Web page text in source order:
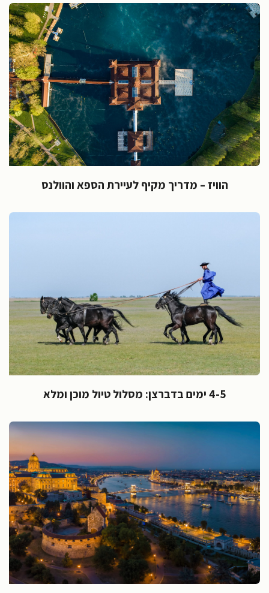
הוויז – מדריך מקיף לעיירת הספא והוולנס
4-5 ימים בדברצן: מסלול טיול מוכן ומלא